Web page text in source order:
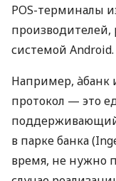
POS-терминалы
системой Android.
Например, àбанк
протокол — это
в парке банка
время, не нужно